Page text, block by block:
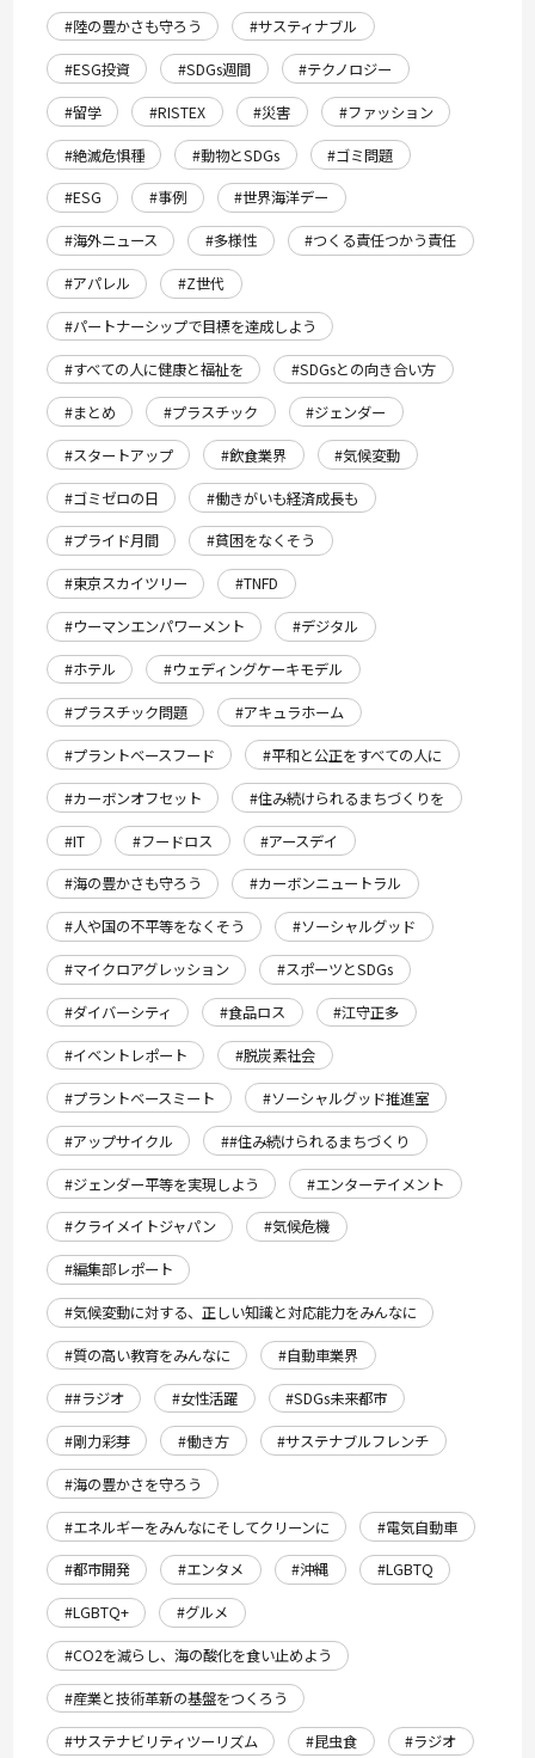
#陸の豊かさも守ろう
#サスティナブル
#ESG投資
#SDGs週間
#テクノロジー
#留学
#RISTEX #災害
#ファッション
#絶滅危惧種
#動物とSDGs
#ゴミ問題
#ESG
#事例
#世界海洋デー
#海外ニュース
#多様性
#つくる責任つかう責任
#アパレル
#Z世代
#パートナーシップで目標を達成しよう
#すべての人に健康と福祉を
#SDGsとの向き合い方
#まとめ
#プラスチック
#ジェンダー
#スタートアップ
#飲食業界
#気候変動
#ゴミゼロの日
#働きがいも経済成長も
#プライド月間
#貧困をなくそう
#東京スカイツリー
#TNFD
#ウーマンエンパワーメント
#デジタル
#ホテル
#ウェディングケーキモデル
#プラスチック問題
#アキュラホーム
#プラントベースフード
#平和と公正をすべての人に
#カーボンオフセット
#住み続けられるまちづくりを
#IT
#フードロス
#アースデイ
#海の豊かさも守ろう
#カーボンニュートラル
#人や国の不平等をなくそう
#ソーシャルグッド
#マイクロアグレッション
#スポーツとSDGs
#ダイバーシティ
#食品ロス
#江守正多
#イベントレポート
#脱炭素社会
#プラントベースミート
#ソーシャルグッド推進室
#アップサイクル
##住み続けられるまちづくり
#ジェンダー平等を実現しよう
#エンターテイメント
#クライメイトジャパン
#気候危機
#編集部レポート
#気候変動に対する、正しい知識と対応能力をみんなに
#質の高い教育をみんなに
#自動車業界
##ラジオ
#女性活躍
#SDGs未来都市
#剛力彩芽
#働き方
#サステナブルフレンチ
#海の豊かさを守ろう
#エネルギーをみんなにそしてクリーンに
#電気自動車
#都市開発
#エンタメ #沖縄
#LGBTQ
#LGBTQ+
#グルメ
#CO2を減らし、海の酸化を食い止めよう
#産業と技術革新の基盤をつくろう
#サステナビリティツーリズム
#昆虫食
#ラジオ